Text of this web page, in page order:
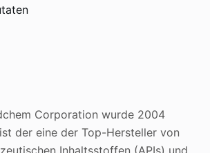
Corporation wurde 2004
der eine der Top-Hersteller von